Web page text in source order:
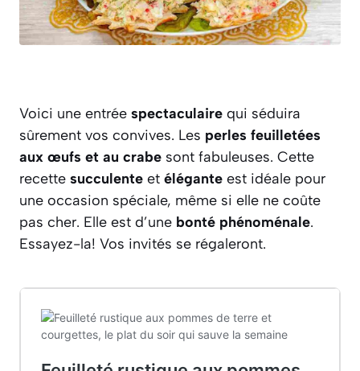
Voici une entrée spectaculaire qui séduira
sûrement vos convives. Les perles feuilletées
aux œufs et au crabe sont fabuleuses. Cette
recette succulente et élégante est idéale pour
une occasion spéciale, même si elle ne coûte
pas cher. Elle est d’une bonté phénoménale.
Essayez-la! Vos invités se régaleront.